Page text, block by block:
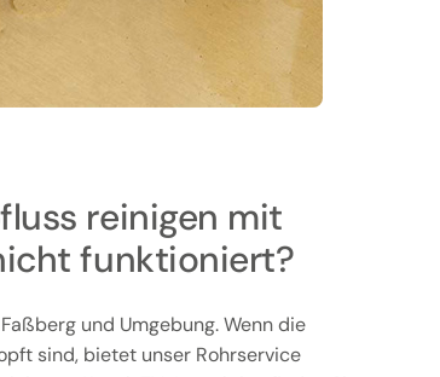
reinigen mit
funktioniert?
und Umgebung. Wenn die
sind, bietet unser Rohrservice